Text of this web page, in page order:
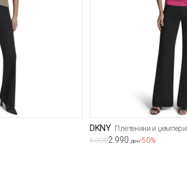
DKNY Плетенини и џемпери
5.9902.990 ден-50%